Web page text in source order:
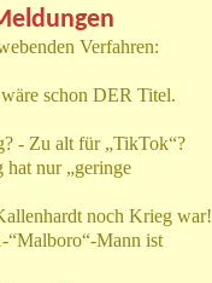
Verfahren:
schon DER Titel.
- Zu alt für „TikTok“?
hat nur „geringe
noch Krieg war!
“Malboro“-Mann ist